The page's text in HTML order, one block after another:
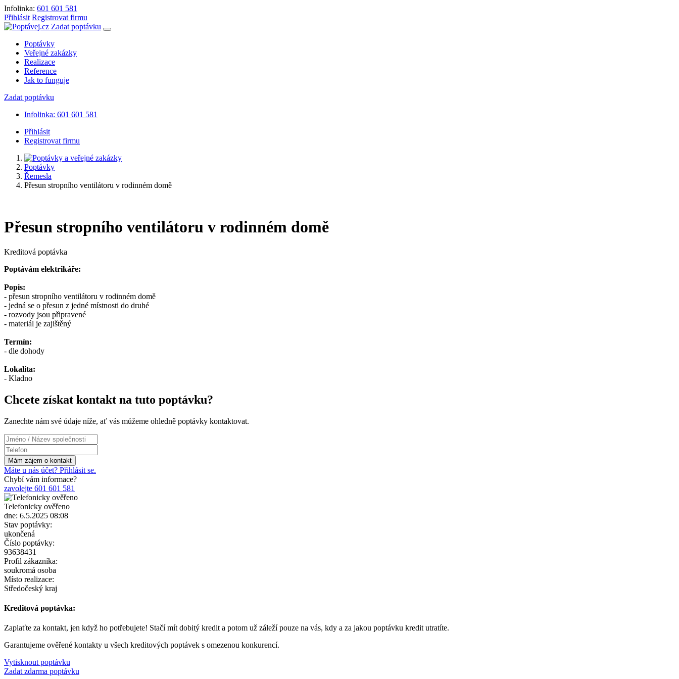
Infolinka: 601 601 581
Přihlásit Registrovat firmu
Zadat poptávku
Poptávky
Veřejné zakázky
Realizace
Reference
Jak to funguje
Zadat poptávku
Infolinka: 601 601 581
Přihlásit
Registrovat firmu
Poptávky
Řemesla
Přesun stropního ventilátoru v rodinném domě
Přesun stropního ventilátoru v rodinném domě
Kreditová poptávka
Poptávám elektrikáře:
Popis:
- přesun stropního ventilátoru v rodinném domě
- jedná se o přesun z jedné místnosti do druhé
- rozvody jsou připravené
- materiál je zajištěný
Termín:
- dle dohody
Lokalita:
- Kladno
Chcete získat kontakt na tuto poptávku?
Zanechte nám své údaje níže, ať vás můžeme ohledně poptávky kontaktovat.
Máte u nás účet? Přihlásit se.
Chybí vám informace?
zavolejte 601 601 581
Telefonicky ověřeno
dne: 6.5.2025 08:08
Stav poptávky:
ukončená
Číslo poptávky:
93638431
Profil zákazníka:
soukromá osoba
Místo realizace:
Středočeský kraj
Kreditová poptávka:
Zaplaťte za kontakt, jen když ho potřebujete! Stačí mít dobitý kredit a potom už záleží pouze na vás, kdy a za jakou poptávku kredit utratíte.
Garantujeme ověřené kontakty u všech kreditových poptávek s omezenou konkurencí.
Vytisknout poptávku
Zadat zdarma poptávku